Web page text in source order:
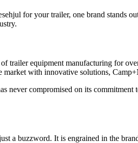
for your trailer, one brand stands
trailer equipment manufacturing for
market with innovative solutions,
never compromised on its
a buzzword. It is engrained in the